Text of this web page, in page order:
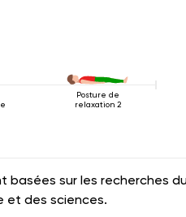
Posture de
relaxation 2
basées sur les recherches
et des sciences.